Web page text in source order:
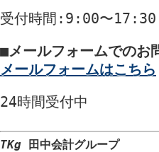
受付時間 :9:00〜17:30
■メールフォームでのお
メールフォームはこちら
24時間受付中
TKg 田中会計グループ